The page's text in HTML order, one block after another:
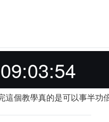
這個教學真的是可以事半功